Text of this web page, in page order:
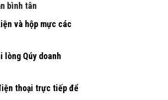
bình tân
và hộp mực các
Qúy doanh
thoại trực tiếp để